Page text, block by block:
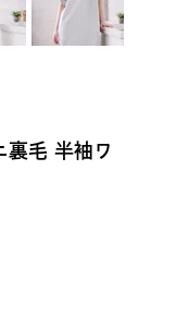
毛 半袖ワ